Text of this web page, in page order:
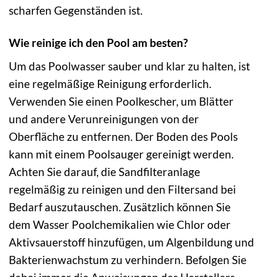
scharfen Gegenständen ist.
Wie reinige ich den Pool am besten?
Um das Poolwasser sauber und klar zu halten, ist
eine regelmäßige Reinigung erforderlich.
Verwenden Sie einen Poolkescher, um Blätter
und andere Verunreinigungen von der
Oberfläche zu entfernen. Der Boden des Pools
kann mit einem Poolsauger gereinigt werden.
Achten Sie darauf, die Sandfilteranlage
regelmäßig zu reinigen und den Filtersand bei
Bedarf auszutauschen. Zusätzlich können Sie
dem Wasser Poolchemikalien wie Chlor oder
Aktivsauerstoff hinzufügen, um Algenbildung und
Bakterienwachstum zu verhindern. Befolgen Sie